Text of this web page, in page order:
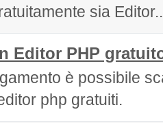
sia
Editor PHP
è possibile
php gratuiti.